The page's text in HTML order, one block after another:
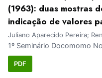
(1963): duas mostras
indicação de valores
Juliano Aparecido Pereira;
1º Seminário Docomomo
PDF